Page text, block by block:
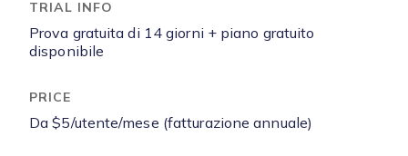
Prova gratuita di 14 giorni + piano gratuito
disponibile
Da $5/utente/mese (fatturazione annuale)